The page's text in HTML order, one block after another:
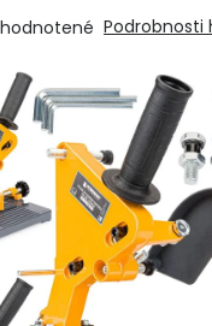
pre automobily
pre deti
pomôcky
Podrobnosti